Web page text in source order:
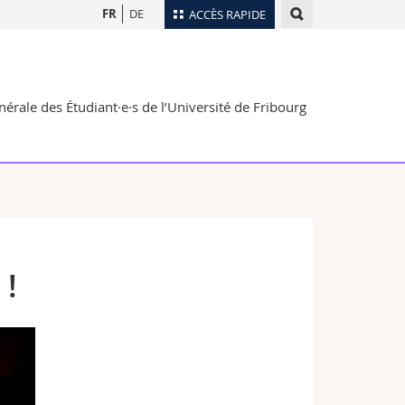
ACCÈS RAPIDE
Bibliothèques
Programme des cours
FR DE
des Étudiant·e·s de l’Université de Fribourg